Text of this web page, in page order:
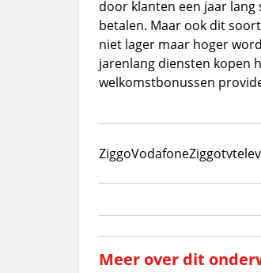
door klanten een jaar
betalen. Maar ook dit
niet lager maar hoger
jarenlang diensten kopen
welkomstbonussen
ZiggoVodafoneZiggotv
Meer over dit